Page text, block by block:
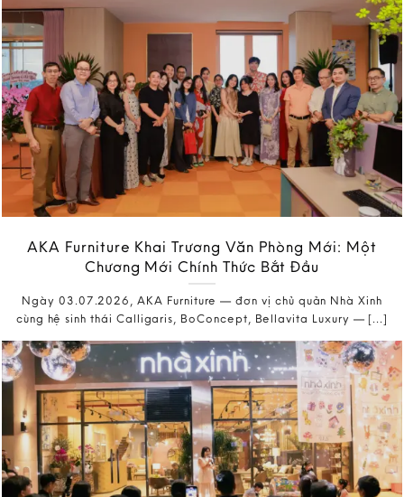
AKA Furniture Khai Trương Văn Phòng Mới: Một
Chương Mới Chính Thức Bắt Đầu
Ngày 03.07.2026, AKA Furniture — đơn vị chủ quản Nhà Xinh
cùng hệ sinh thái Calligaris, BoConcept, Bellavita Luxury — [...]